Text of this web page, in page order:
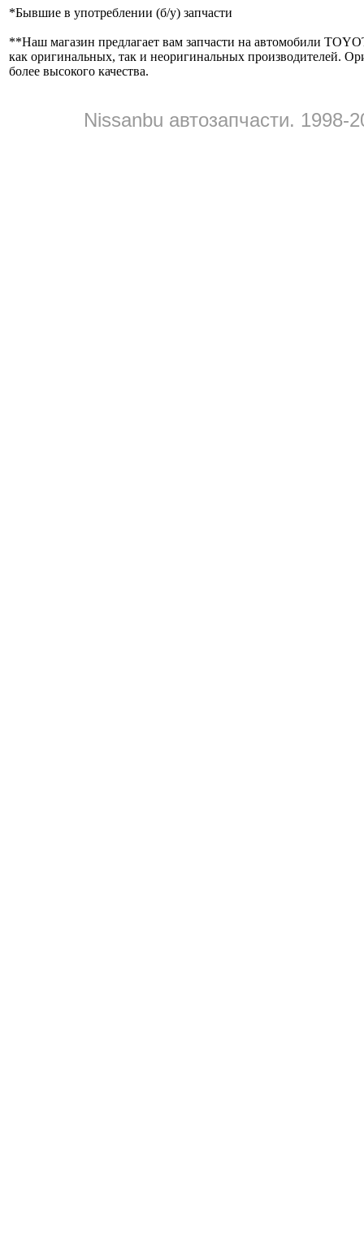
*Бывшие в употреблении (б/y) запчасти
**Наш магазин предлагает вам запчасти на автомобили
как оригинальных, так и неоригинальных производителей.
более высокого качества.
Nissanbu автозапчасти. 1998-